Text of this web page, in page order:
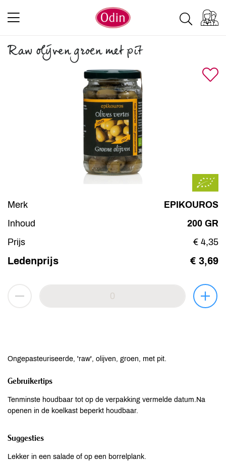
Raw olijven groen met pit
Merk
EPIKOUROS
Inhoud
200 GR
Prijs
€ 4,35
Ledenprijs € 3,69
Ongepasteuriseerde, 'raw', olijven, groen, met pit.
Gebruikertips
Tenminste houdbaar tot op de verpakking vermelde datum.Na
openen in de koelkast beperkt houdbaar.
Suggesties
Lekker in een salade of op een borrelplank.